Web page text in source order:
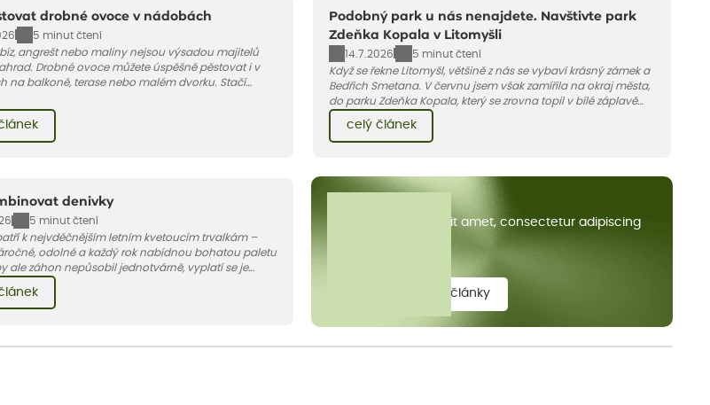
drobné ovoce v nádobách
5 minut čtení
angrešt nebo maliny nejsou výsadou majitelů
Drobné ovoce můžete úspěšně pěstovat i v
na balkoně, terase nebo malém dvorku. Stačí
pravidel. V tomto článku vám poradíme, jak na
Podobný park u nás nenajdete. Navštivte park
Zdeňka Kopala v Litomyšli
14.7.2026
5 minut čtení
Když se řekne Litomyšl, většině z nás se vybaví krásný zámek a
Bedřich Smetana. V červnu jsem však zamířila na okraj města,
do parku Zdeňka Kopala, který se zrovna topil v bílé záplavě
kvetoucích kopretin. Fotky řeknou víc než slova, přidávám k
nim pár řádků o tom, jak tento jedinečný kus krajiny vznikl.
celý článek
denivky
5 minut čtení
k nejvděčnějším letním kvetoucím trvalkám –
odolné a každý rok nabídnou bohatou paletu
ale záhon nepůsobil jednotvárně, vyplatí se je
a travinami denivky nejlépe ladí.
Lorem ipsum dolor sit amet, consectetur adipiscing
zobrazit všechny články